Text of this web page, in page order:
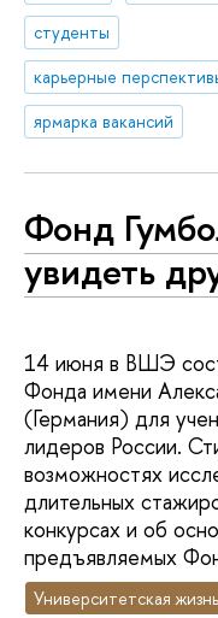
студенты
карьерные
ярмарка вакансий
Фонд
увидеть
14 июня в ВШЭ
Фонда имени
(Германия) для
лидеров России.
возможностях
длительных
конкурсах и об
предъявляемых
Университетская жизнь